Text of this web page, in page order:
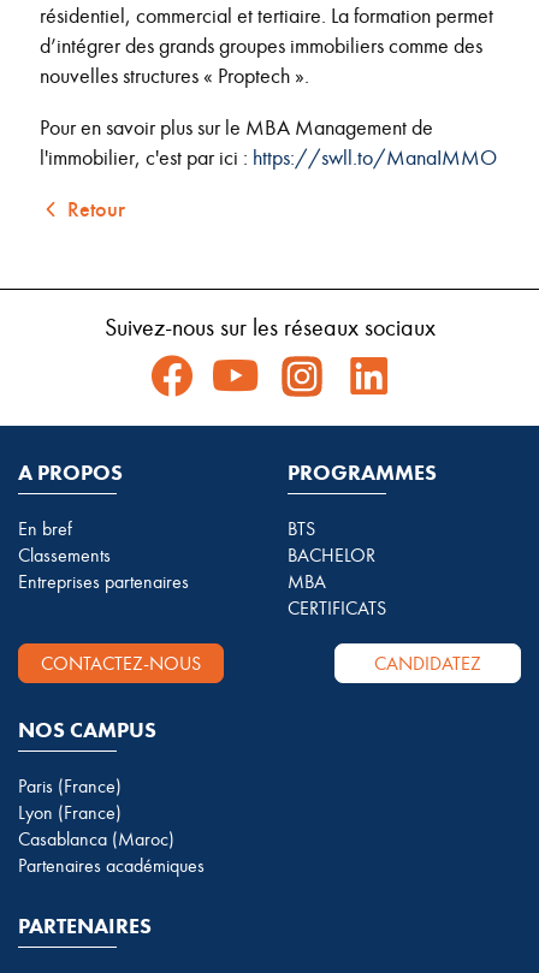
résidentiel, commercial et tertiaire. La formation permet
d’intégrer des grands groupes immobiliers comme des
nouvelles structures « Proptech ».
Pour en savoir plus sur le MBA Management de
l'immobilier, c'est par ici : https://swll.to/ManaIMMO
Retour
Suivez-nous sur les réseaux sociaux
A PROPOS
En bref
Classements
Entreprises partenaires
PROGRAMMES
BTS
BACHELOR
MBA
CERTIFICATS
CONTACTEZ-NOUS CANDIDATEZ
NOS CAMPUS
Paris (France)
Lyon (France)
Casablanca (Maroc)
Partenaires académiques
PARTENAIRES